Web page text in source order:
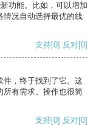
功能。比如，可以增加
情况自动选择最优的线
支持[0] 反对[0]
件，终于找到了它。这
所有需求。操作也很简
支持[0] 反对[0]